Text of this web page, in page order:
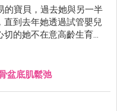
的寶貝，過去她與另一半
到去年她透過試管嬰兒
的她不在意高齡生育的
今她終於把妞妞生下來
擾，頻尿、漏尿、腹部
症狀率續出現！因此門
盆底肌鬆弛